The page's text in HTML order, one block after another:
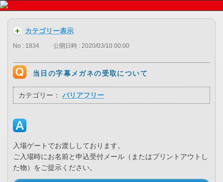
カテゴリー表示
No : 1834 公開日時 : 2020/03/10 00:00
当日の字幕メガネの受取について
カテゴリー： バリアフリー
入場ゲートでお渡ししております。
ご入場時にお名前と申込受付メール（またはプリントアウトし
た物）をご提示ください。